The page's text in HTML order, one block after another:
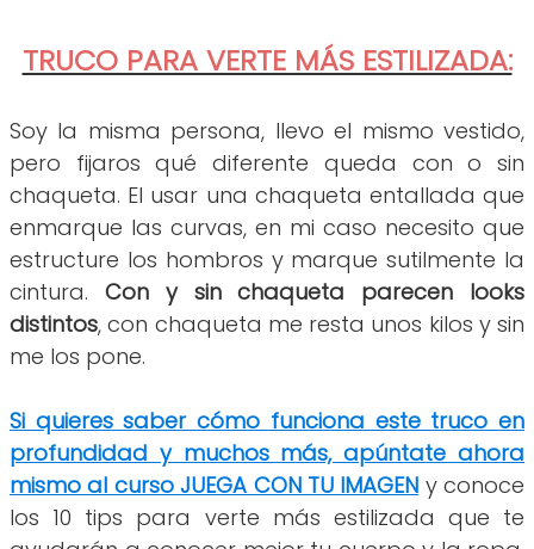
TRUCO PARA VERTE MÁS ESTILIZADA:
Soy la misma persona, llevo el mismo vestido,
pero fijaros qué diferente queda con o sin
chaqueta. El usar una chaqueta entallada que
enmarque las curvas, en mi caso necesito que
estructure los hombros y marque sutilmente la
cintura. Con y sin chaqueta parecen looks
distintos, con chaqueta me resta unos kilos y sin
me los pone.
Si quieres saber cómo funciona este truco en
profundidad y muchos más, apúntate ahora
mismo al curso JUEGA CON TU IMAGEN y conoce
los 10 tips para verte más estilizada que te